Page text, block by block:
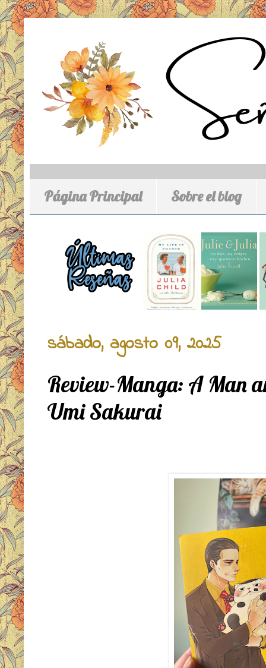
Página Principal Sobre el blog
sábado, agosto 09, 2025
Review-Manga: A Man
Umi Sakurai